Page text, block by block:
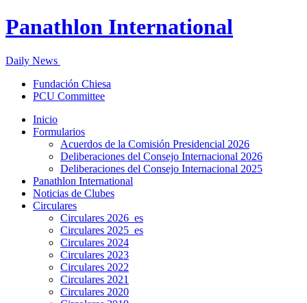
Panathlon International
Daily News
Fundación Chiesa
PCU Committee
Inicio
Formularios
Acuerdos de la Comisión Presidencial 2026
Deliberaciones del Consejo Internacional 2026
Deliberaciones del Consejo Internacional 2025
Panathlon International
Noticias de Clubes
Circulares
Circulares 2026_es
Circulares 2025_es
Circulares 2024
Circulares 2023
Circulares 2022
Circulares 2021
Circulares 2020